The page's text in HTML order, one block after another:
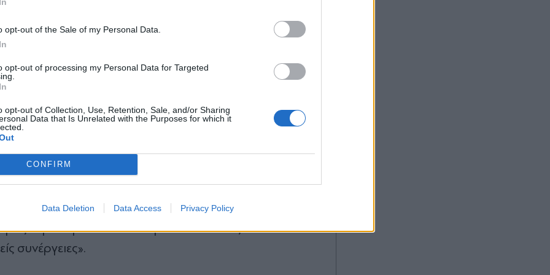
opt-out of the Sale of my Personal Data.
opt-out of processing my Personal Data for Targeted
opt-out of Collection, Use, Retention, Sale, and/or Sharing
Data that Is Unrelated with the Purposes for which it
CONFIRM
Data Deletion Data Access Privacy Policy
εκδοχές των πάντων, είμαστε λάθος. Έχουμε
αξιοποιήσουμε στους τομείς που έχουμε
έξυπνο ρυθμιστικό πλαίσιο».
να έχουμε μια ανάπτυξη της Ένωσης Αποταμιεύσεων,
πρέπει κάποιος να μπορεί να χρηματοδοτήσει αυτές τις
κάποιος να μπορεί να έχει όλους τους μηχανισμούς
του να μπορούν να εκπληρωθούν εντός της
τι σημαίνει κυριαρχία, οπότε πρέπει να έχεις μια
κόσμο αλληλεξάρτησης, υπάρχουν συνεχείς προκλήσεις
είναι όταν κάθεσαι στο τραπέζι. Μπορείς να
περαιτέρω. Έτσι κατ’ εμέ αναπτύσσεις την
συνέργειες».
Αποδέχομαι τουςόρους χρήσης